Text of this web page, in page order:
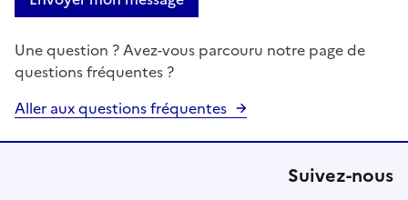
Une question ? Avez-vous parcouru notre page de
questions fréquentes ?
Aller aux questions fréquentes
Suivez-nous